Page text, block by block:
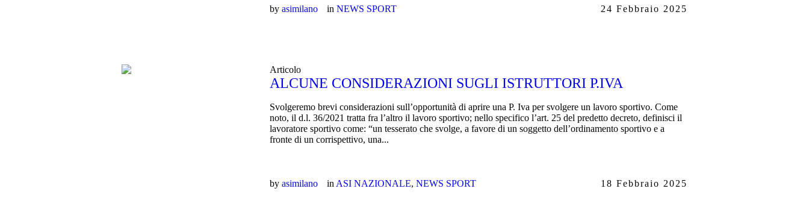
byasimilano inNEWS SPORT 24 Febbraio 2025
Articolo
ALCUNE CONSIDERAZIONI SUGLI ISTRUTTORI P.IVA
Svolgeremo brevi considerazioni sull’opportunità di aprire una P. Iva per svolgere un lavoro sportivo. Come
noto, il d.l. 36/2021 tratta fra l’altro il lavoro sportivo; nello specifico l’art. 25 del predetto decreto, definisci il
lavoratore sportivo come: “un tesserato che svolge, a favore di un soggetto dell’ordinamento sportivo e a
fronte di un corrispettivo, una...
byasimilano in ASI NAZIONALE,NEWS SPORT 18 Febbraio 2025